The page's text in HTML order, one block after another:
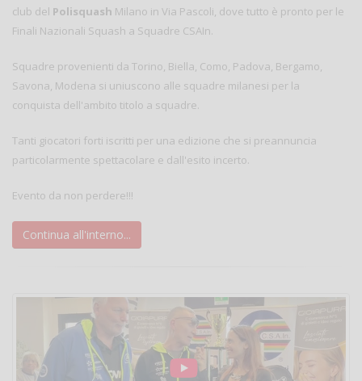
club del Polisquash Milano in Via Pascoli, dove tutto è pronto per le
Finali Nazionali Squash a Squadre CSAIn.
Squadre provenienti da Torino, Biella, Como, Padova, Bergamo,
Savona, Modena si uniuscono alle squadre milanesi per la
conquista dell'ambito titolo a squadre.
Tanti giocatori forti iscritti per una edizione che si preannuncia
particolarmente spettacolare e dall'esito incerto.
Evento da non perdere!!!
Continua all'interno...